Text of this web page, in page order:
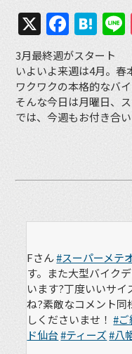
X
3月最終週がスタート
いよいよ来週は4月。春
ワクワクの本格的なバ
そんな今日は月曜日、
では、今週もお付き合い
Fさん#スーパーメテ
す。また大型バイク
います?丁度いいサ
ね?素敵なコメント同
しくださいませ！#
ド仙台#ティーズ#八